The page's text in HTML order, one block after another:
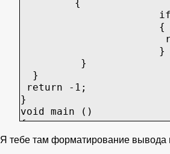
{
if
{
}
}
}
return -1;
}
void main ()
{
clrscr ();
int
Я тебе там форматирование